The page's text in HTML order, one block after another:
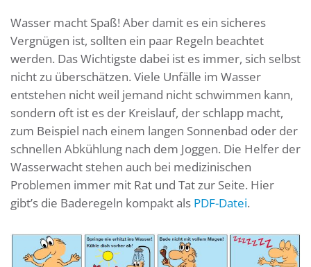
Wasser macht Spaß! Aber damit es ein sicheres
Vergnügen ist, sollten ein paar Regeln beachtet
werden. Das Wichtigste dabei ist es immer, sich selbst
nicht zu überschätzen. Viele Unfälle im Wasser
entstehen nicht weil jemand nicht schwimmen kann,
sondern oft ist es der Kreislauf, der schlapp macht,
zum Beispiel nach einem langen Sonnenbad oder der
schnellen Abkühlung nach dem Joggen. Die Helfer der
Wasserwacht stehen auch bei medizinischen
Problemen immer mit Rat und Tat zur Seite. Hier
gibt’s die Baderegeln kompakt als PDF-Datei.